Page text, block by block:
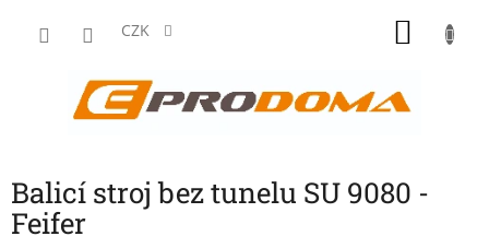
CZK
Balicí stroj bez tunelu SU 9080 -
Feifer